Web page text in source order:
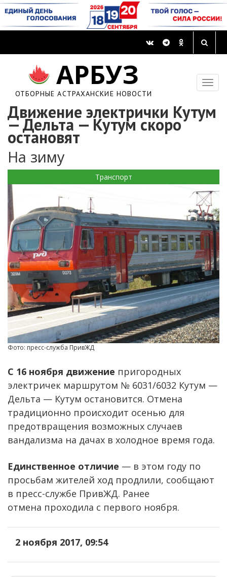
АРБУЗ
ОТБОРНЫЕ АСТРАХАНСКИЕ НОВОСТИ
Движение электрички Кутум
— Дельта — Кутум скоро
остановят
На зиму
Транспорт
Фото: пресс-служба ПривЖД
С 16 ноября движение пригородных
электричек маршрутом № 6031/6032 Кутум —
Дельта — Кутум остановится. Отмена
традиционно происходит осенью для
предотвращения возможных случаев
вандализма на дачах в холодное время года.
Единственное отличие — в этом году по
просьбам жителей ход продлили, сообщают
в пресс-службе ПривЖД. Ранее
отмена проходила с первого ноября.
2 ноября 2017, 09:54